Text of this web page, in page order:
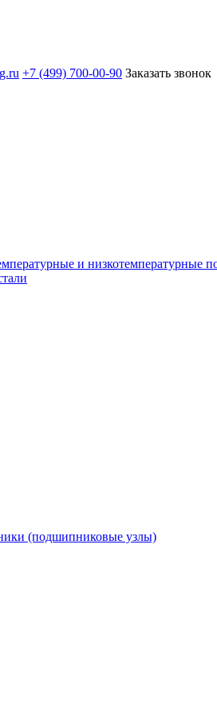
+7 (499) 700-00-90 Заказать звонок
и низкотемпературные
(подшипниковые узлы)